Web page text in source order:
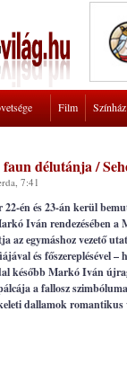
Film Színház
délutánja /
7:41
22-én és 23-án kerül
Iván rendezésében a
az egymáshoz vezető
és főszereplésével
később Markó Iván
a fallosz
dallamok romantikus